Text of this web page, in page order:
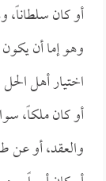
أو كان سلطاناً،
وهو إما أن
اختيار أهل
أو كان ملكاً،
والعقد، أو عن